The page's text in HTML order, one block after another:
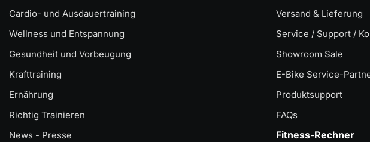
Cardio- und Ausdauertraining
Wellness und Entspannung
Gesundheit und Vorbeugung
Krafttraining
Ernährung
Richtig Trainieren
News - Presse
Versand & Lieferung
Service / Support /
Showroom Sale
E-Bike Service-
Produktsupport
FAQs
Fitness-Rechner